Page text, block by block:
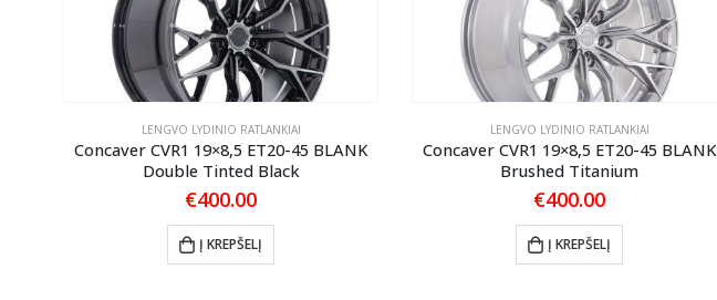
LENGVO LYDINIO RATLANKIAI
Concaver CVR1 19×8,5 ET20-45 BLANK
Double Tinted Black
€400.00
Į KREPŠELĮ
LENGVO LYDINIO RATLANKIAI
Concaver CVR1 19×8,5 ET20-45 BLANK
Brushed Titanium
€400.00
Į KREPŠELĮ